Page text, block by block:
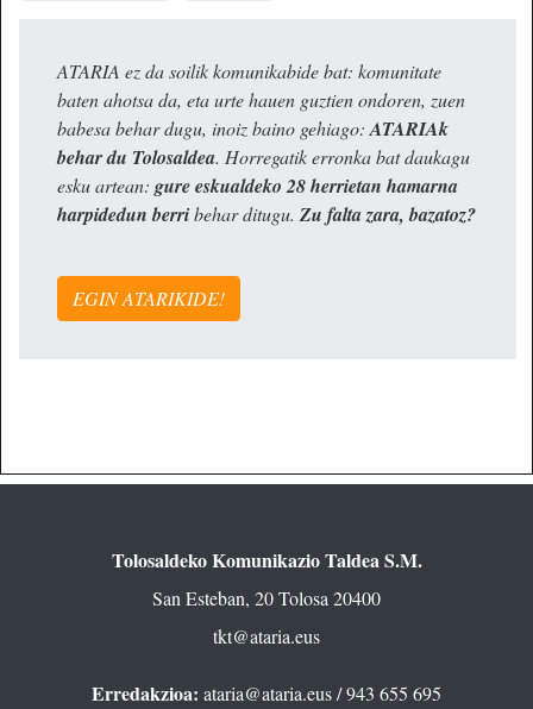
ATARIA ez da soilik komunikabide bat: komunitate
baten ahotsa da, eta urte hauen guztien ondoren, zuen
babesa behar dugu, inoiz baino gehiago: ATARIAk
behar du Tolosaldea. Horregatik erronka bat daukagu
esku artean: gure eskualdeko 28 herrietan hamarna
harpidedun berribehar ditugu. Zu falta zara, bazatoz?
EGIN ATARIKIDE!
Tolosaldeko Komunikazio Taldea S.M.
San Esteban, 20 Tolosa 20400
tkt@ataria.eus
Erredakzioa: ataria@ataria.eus/ 943 655 695